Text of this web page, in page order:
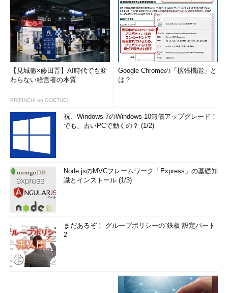
【見城徹×藤田晋】AI時代でも変
わらない経営者の本質
PR(FINCHI on GOETHE)
Google Chromeの「拡張機能」と
は？
祝、Windows 7のWindows 10無償アップグレード！
でも、古いPCで動くの？ (1/2)
Node.jsのMVCフレームワーク「Express」の基礎知
識とインストール (1/3)
まだあるぞ！ グループポリシーの“鉄板”設定パート
2